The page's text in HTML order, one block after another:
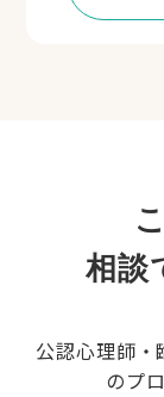
相談
公認心理師
のプ